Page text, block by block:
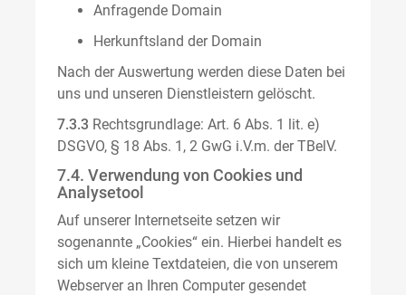
Anfragende Domain
Herkunftsland der Domain
Nach der Auswertung werden diese Daten bei
uns und unseren Dienstleistern gelöscht.
7.3.3 Rechtsgrundlage: Art. 6 Abs. 1 lit. e)
DSGVO, § 18 Abs. 1, 2 GwG i.V.m. der TBelV.
7.4. Verwendung von Cookies und
Analysetool
Auf unserer Internetseite setzen wir
sogenannte „Cookies“ ein. Hierbei handelt es
sich um kleine Textdateien, die von unserem
Webserver an Ihren Computer gesendet